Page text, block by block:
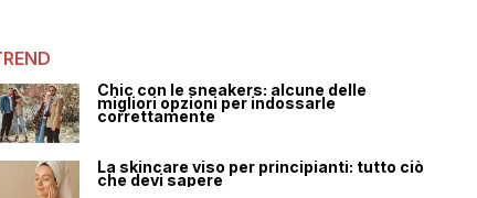
Chic con le sneakers: alcune delle
migliori opzioni per indossarle
correttamente
La skincare viso per principianti: tutto ciò
che devi sapere